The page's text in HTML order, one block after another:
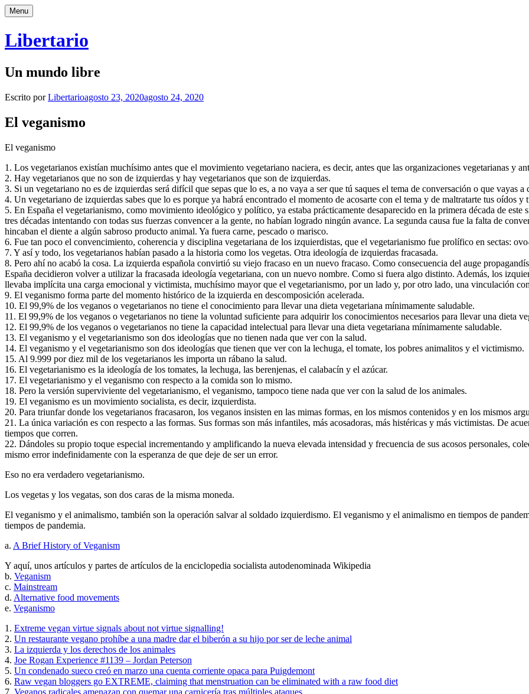
Saltar
al
Menu
Libertario
Un mundo libre
Escrito porLibertarioagosto 23, 2020agosto 24, 2020
El veganismo
El veganismo
1. Los vegetarianos existían muchísimo antes que el movimiento vegetariano naciera, es decir, antes que las organizaciones vegetarianas y
2. Hay vegetarianos que no son de izquierdas y hay vegetarianos que son de izquierdas.
3. Si un vegetariano no es de izquierdas será difícil que sepas que lo es, a no vaya a ser que tú saques el tema de conversación o que vayas a
4. Un vegetariano de izquierdas sabes que lo es porque ya habrá encontrado el momento de acosarte con el tema y de maltratarte tus oídos y
5. En España el vegetarianismo, como movimiento ideológico y político, ya estaba prácticamente desaparecido en la primera década de este
tres décadas intentando con todas sus fuerzas convencer a la gente, no habían logrado ningún avance. La segunda causa fue la falta de
hincaban el diente a algún sabroso producto animal. Ya fuera carne, pescado o marisco.
6. Fue tan poco el convencimiento, coherencia y disciplina vegetariana de los izquierdistas, que el vegetarianismo fue prolífico en sectas:
7. Y así y todo, los vegetarianos habían pasado a la historia como los vegetas. Otra ideología de izquierdas fracasada.
8. Pero ahí no acabó la cosa. La izquierda española convirtió su viejo fracaso en un nuevo fracaso. Como consecuencia del auge
España decidieron volver a utilizar la fracasada ideología vegetariana, con un nuevo nombre. Como si fuera algo distinto. Además, los
llevaba implícita una carga emocional y victimista, muchísimo mayor que el vegetarianismo, por un lado y, por otro lado, una vinculación
9. El veganismo forma parte del momento histórico de la izquierda en descomposición acelerada.
10. El 99,9% de los veganos o vegetarianos no tiene el conocimiento para llevar una dieta vegetariana mínimamente saludable.
11. El 99,9% de los veganos o vegetarianos no tiene la voluntad suficiente para adquirir los conocimientos necesarios para llevar una dieta
12. El 99,9% de los veganos o vegetarianos no tiene la capacidad intelectual para llevar una dieta vegetariana mínimamente saludable.
13. El veganismo y el vegetarianismo son dos ideologías que no tienen nada que ver con la salud.
14. El veganismo y el vegetarianismo son dos ideologías que tienen que ver con la lechuga, el tomate, los pobres animalitos y el victimismo.
15. Al 9.999 por diez mil de los vegetarianos les importa un rábano la salud.
16. El vegetarianismo es la ideología de los tomates, la lechuga, las berenjenas, el calabacín y el azúcar.
17. El vegetarianismo y el veganismo con respecto a la comida son lo mismo.
18. Pero la versión superviviente del vegetarianismo, el veganismo, tampoco tiene nada que ver con la salud de los animales.
19. El veganismo es un movimiento socialista, es decir, izquierdista.
20. Para triunfar donde los vegetarianos fracasaron, los veganos insisten en las mimas formas, en los mismos contenidos y en los mismos
21. La única variación es con respecto a las formas. Sus formas son más infantiles, más acosadoras, más histéricas y más victimistas. De
tiempos que corren.
22. Dándoles su propio toque especial incrementando y amplificando la nueva elevada intensidad y frecuencia de sus acosos personales,
mismo error indefinidamente con la esperanza de que deje de ser un error.
Eso no era verdadero vegetarianismo.
Los vegetas y los vegatas, son dos caras de la misma moneda.
El veganismo y el animalismo, también son la operación salvar al soldado izquierdismo. El veganismo y el animalismo en tiempos de
tiempos de pandemia.
a. A Brief History of Veganism
Y aquí, unos artículos y partes de artículos de la enciclopedia socialista autodenominada Wikipedia
b. Veganism
c. Mainstream
d. Alternative food movements
e. Veganismo
1. Extreme vegan virtue signals about not virtue signalling!
2. Un restaurante vegano prohíbe a una madre dar el biberón a su hijo por ser de leche animal
3. La izquierda y los derechos de los animales
4. Joe Rogan Experience #1139 – Jordan Peterson
5. Un condenado sueco creó en marzo una cuenta corriente opaca para Puigdemont
6. Raw vegan bloggers go EXTREME, claiming that menstruation can be eliminated with a raw food diet
7. Veganos radicales amenazan con quemar una carnicería tras múltiples ataques